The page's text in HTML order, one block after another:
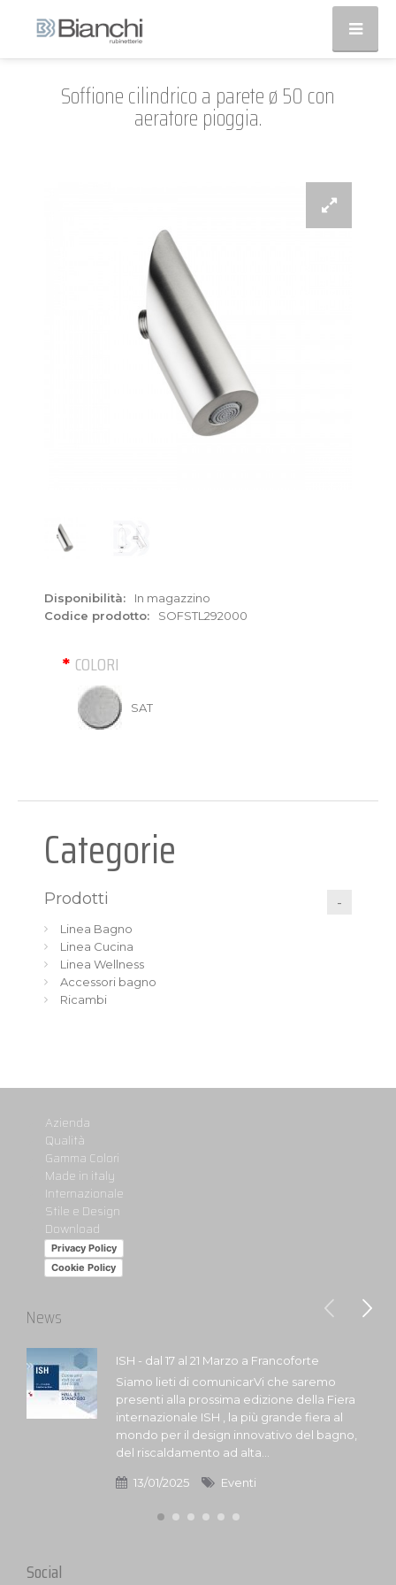
Soffione cilindrico a parete ø 50 con
aeratore pioggia.
Disponibilità:
In magazzino
Codice prodotto:
SOFSTL292000
COLORI
SAT
Categorie
Prodotti
Linea Bagno
Linea Cucina
Linea Wellness
Accessori bagno
Ricambi
Azienda
Qualità
Gamma Colori
Made in italy
Internazionale
Stile e Design
Download
Privacy Policy
Cookie Policy
News
ISH - dal 17 al 21 Marzo a Francoforte
Siamo lieti di comunicarVi che saremo
presenti alla prossima edizione della Fiera
internazionale ISH , la più grande fiera al
mondo per il design innovativo del bagno,
del riscaldamento ad alta...
13/01/2025 Eventi
Social